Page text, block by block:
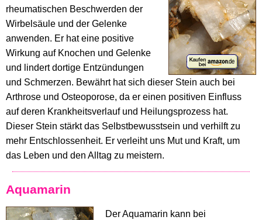
rheumatischen Beschwerden der
Wirbelsäule und der Gelenke
anwenden. Er hat eine positive
Wirkung auf Knochen und Gelenke
und lindert dortige Entzündungen
und Schmerzen. Bewährt hat sich dieser Stein auch bei
Arthrose und Osteoporose, da er einen positiven Einfluss
auf deren Krankheitsverlauf und Heilungsprozess hat.
Dieser Stein stärkt das Selbstbewusstsein und verhilft zu
mehr Entschlossenheit. Er verleiht uns Mut und Kraft, um
das Leben und den Alltag zu meistern.
Aquamarin
Der Aquamarin kann bei